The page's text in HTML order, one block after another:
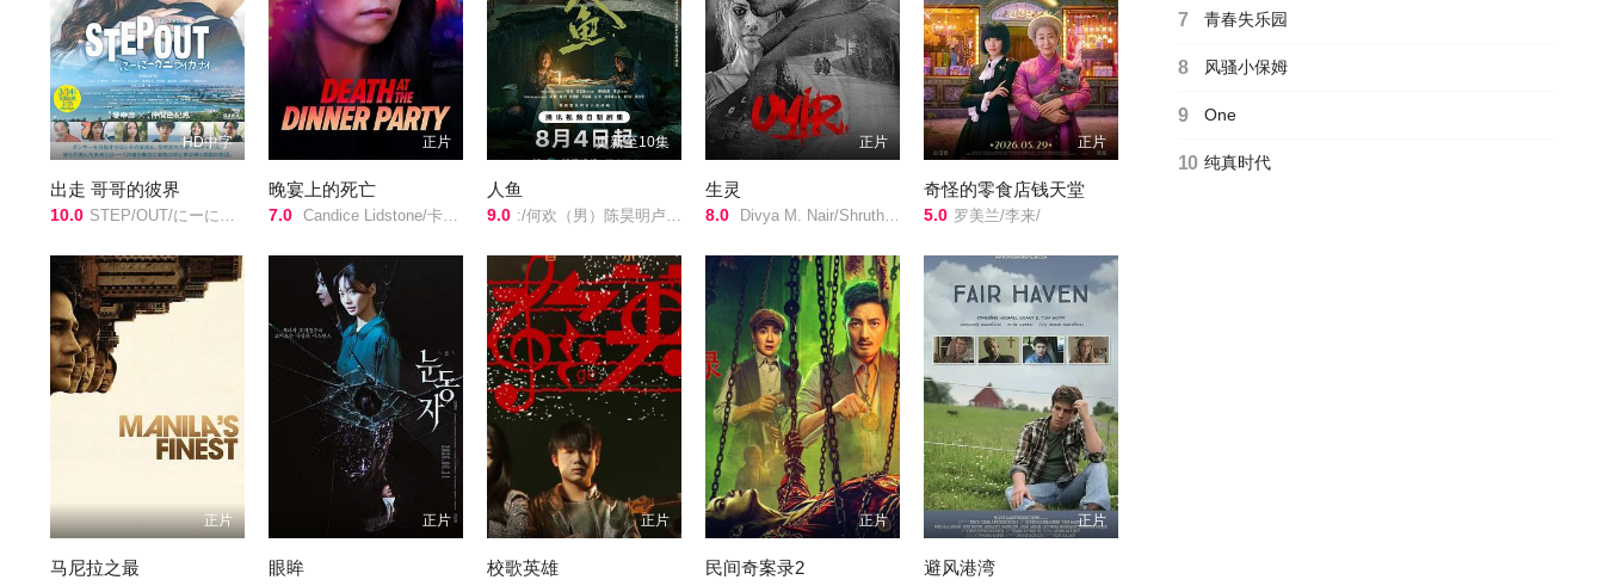
HD中字
出走 哥哥的彼界
10.0 STEP/OUT/にーにーのニライカナイ/
正片
晚宴上的死亡
7.0 Candice Lidstone/卡梅伦·布罗德/马克·戴/Eden Broda/Bryce Wynter/玛蒂娜·奥尔蒂斯·路易斯/阿娜娜·里德瓦尔德/阮朴生/Jon Welch/
更新至10集
人鱼
9.0 :/何欢（男）陈昊明卢鑫仁青娜姆/
正片
生灵
8.0 Divya M. Nair/Shruthy Menon/苏迪普/赛亚米·凯尔/罗尚·马修/维诺德·萨加尔/
正片
奇怪的零食店钱天堂
5.0 罗美兰/李来/
正片
马尼拉之最
正片
眼眸
正片
校歌英雄
正片
民间奇案录2
正片
避风港湾
7 青春失乐园
8 风骚小保姆
9 One
10 纯真时代